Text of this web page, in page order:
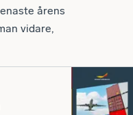
årens
vidare,